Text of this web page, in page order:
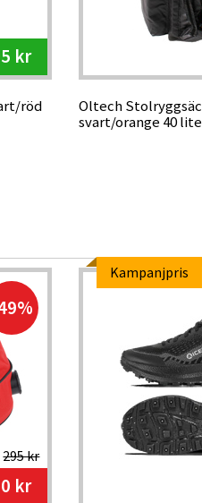
kr
röd
Oltech
svart/orange 40
295 kr
kr
Kampanjpris